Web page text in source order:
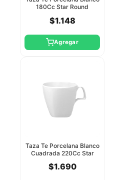
180Cc Star Round
$1.148
Agregar
Taza Te Porcelana Blanco
Cuadrada 220Cc Star
$1.690